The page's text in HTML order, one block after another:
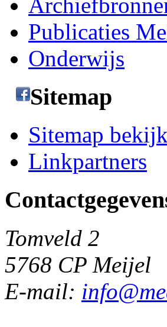
Publicaties
Onderwijs
Sitemap
Sitemap
Linkpartners
Tomveld 2
5768 CP Meijel
E-mail: